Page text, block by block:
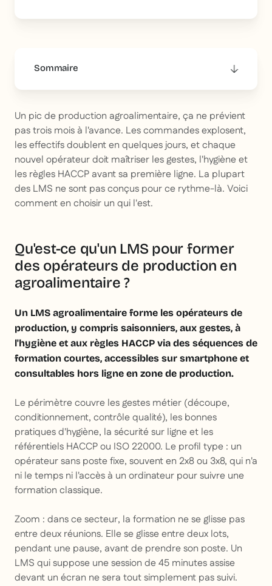
Sommaire
Un pic de production agroalimentaire, ça ne prévient
pas trois mois à l'avance. Les commandes explosent,
les effectifs doublent en quelques jours, et chaque
nouvel opérateur doit maîtriser les gestes, l'hygiène et
les règles HACCP avant sa première ligne. La plupart
des LMS ne sont pas conçus pour ce rythme-là. Voici
comment en choisir un qui l'est.
Qu'est-ce qu'un LMS pour former
des opérateurs de production en
agroalimentaire ?
Un LMS agroalimentaire forme les opérateurs de
production, y compris saisonniers, aux gestes, à
l'hygiène et aux règles HACCP via des séquences de
formation courtes, accessibles sur smartphone et
consultables hors ligne en zone de production.
Le périmètre couvre les gestes métier (découpe,
conditionnement, contrôle qualité), les bonnes
pratiques d'hygiène, la sécurité sur ligne et les
référentiels HACCP ou ISO 22000. Le profil type : un
opérateur sans poste fixe, souvent en 2x8 ou 3x8, qui n'a
ni le temps ni l'accès à un ordinateur pour suivre une
formation classique.
Zoom : dans ce secteur, la formation ne se glisse pas
entre deux réunions. Elle se glisse entre deux lots,
pendant une pause, avant de prendre son poste. Un
LMS qui suppose une session de 45 minutes assise
devant un écran ne sera tout simplement pas suivi.